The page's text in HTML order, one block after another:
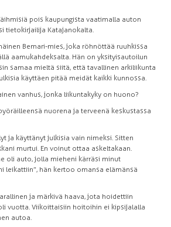
pois kaupungista vaatimalla auton
tietokirjailija Katajanokalta.
Bemari-mies, joka röhnöttää ruuhkissa
aamukahdeksalta. Hän on yksityisautoilun
samaa mieltä siitä, että tavallinen arkiliikunta
käyttäen pitää meidät kaikki kunnossa.
vanhus, jonka liikuntakyky on huono?
nuorena ja terveenä keskustassa
ja käyttänyt julkisia vain nimeksi. Sitten
murtui. En voinut ottaa askeltakaan.
oli auto, jolla mieheni kärräsi minut
leikattiin”, hän kertoo omansa elämänsä
ja märkivä haava, jota hoidettiin
vuotta. Viikoittaisiin hoitoihin ei kipsijalalla
autoa.